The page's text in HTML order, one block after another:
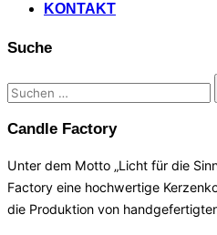
KONTAKT
Suche
Suchen
nach:
Candle Factory
Unter dem Motto „Licht für die
Factory eine hochwertige
die Produktion von